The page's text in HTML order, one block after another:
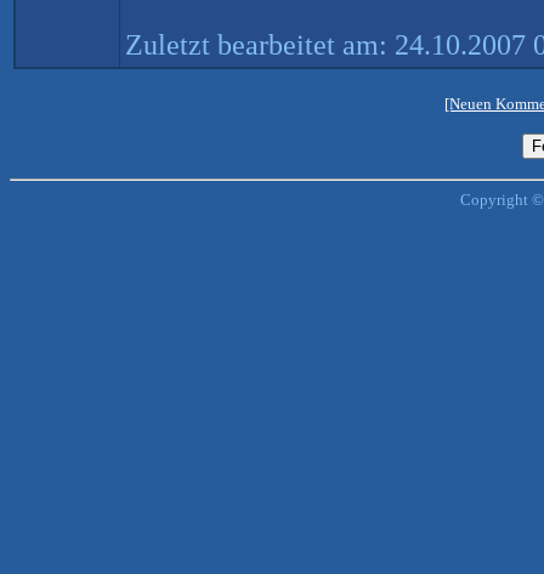
Zuletzt bearbeitet am: 24.10.2007
[Neuen
Copyright ©